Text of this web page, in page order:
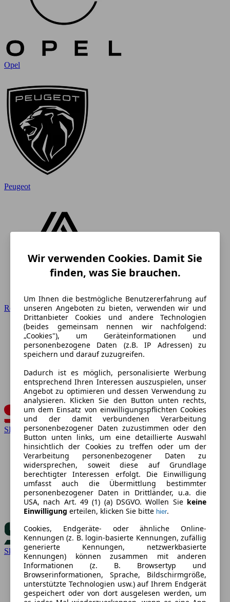
Opel
Peugeot
Renault
SEAT
Skoda
Wir verwenden Cookies. Damit Sie
finden, was Sie brauchen.
Um Ihnen die bestmögliche Benutzererfahrung auf
unseren Angeboten zu bieten, verwenden wir und
Drittanbieter Cookies und andere Technologien
(beides gemeinsam nennen wir nachfolgend:
„Cookies"), um Geräteinformationen und
personenbezogene Daten (z.B. IP Adressen) zu
speichern und darauf zuzugreifen.
Dadurch ist es möglich, personalisierte Werbung
entsprechend Ihren Interessen auszuspielen, unser
Angebot zu optimieren und dessen Verwendung zu
analysieren. Klicken Sie den Button unten rechts,
um dem Einsatz von einwilligungspflichten Cookies
und der damit verbundenen Verarbeitung
personenbezogener Daten zuzustimmen oder den
Button unten links, um eine detaillierte Auswahl
hinsichtlich der Cookies zu treffen oder um der
Verarbeitung personenbezogener Daten zu
widersprechen, soweit diese auf Grundlage
berechtigter Interessen erfolgt. Die Einwilligung
umfasst auch die Übermittlung bestimmter
personenbezogener Daten in Drittländer, u.a. die
USA, nach Art. 49 (1) (a) DSGVO. Wollen Sie keine
Einwilligung erteilen, klicken Sie bitte hier.
Cookies, Endgeräte- oder ähnliche Online-
Kennungen (z. B. login-basierte Kennungen, zufällig
generierte Kennungen, netzwerkbasierte
Kennungen) können zusammen mit anderen
Informationen (z. B. Browsertyp und
Browserinformationen, Sprache, Bildschirmgröße,
unterstützte Technologien usw.) auf Ihrem Endgerät
gespeichert oder von dort ausgelesen werden, um